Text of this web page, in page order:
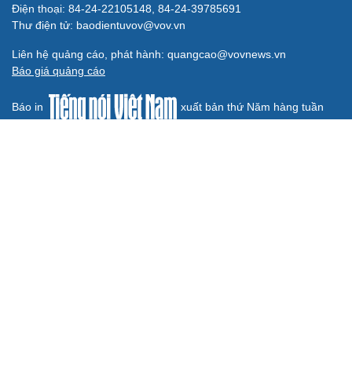
Điện thoại: 84-24-22105148, 84-24-39785691
Thư điện tử: baodientuvov@vov.vn
Liên hệ quảng cáo, phát hành: quangcao@vovnews.vn
Báo giá quảng cáo
Báo in xuất bản thứ Năm hàng tuần